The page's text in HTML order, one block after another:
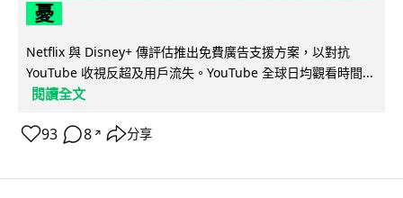
憂
Netflix 與 Disney+ 傳評估推出免費廣告支援方案，以對抗
YouTube 收視反超及用戶流失。YouTube 全球日均觀看時間...
閱讀全文
93 8 ↗ 分享